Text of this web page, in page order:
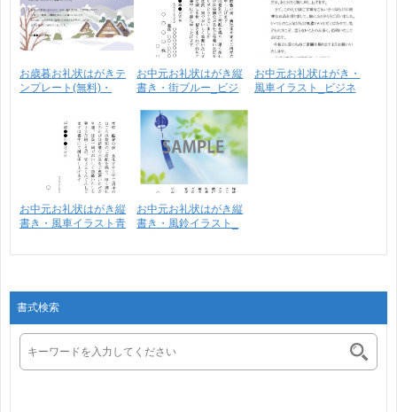
お歳暮お礼状はがきテ
ンプレート(無料)・
お中元お礼状はがき縦
書き・街ブルー_ビジ
お中元お礼状はがき・
風車イラスト_ビジネ
お中元お礼状はがき縦
書き・風車イラスト青
お中元お礼状はがき縦
書き・風鈴イラスト_
書式検索